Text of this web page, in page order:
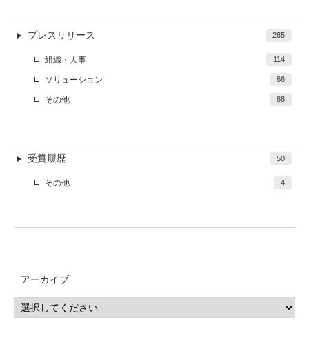
プレスリリース 265
組織・人事 114
ソリューション 66
その他 88
受賞履歴 50
その他 4
アーカイブ